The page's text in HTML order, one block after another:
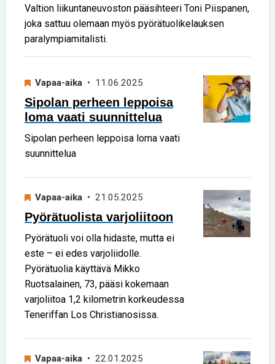
Valtion liikuntaneuvoston pääsihteeri Toni Piispanen,
joka sattuu olemaan myös pyörätuolikelauksen
paralympiamitalisti.
Vapaa-aika • 11.06.2025
Sipolan perheen leppoisa
loma vaati suunnittelua
Sipolan perheen leppoisa loma vaati
suunnittelua
Vapaa-aika • 21.05.2025
Pyörätuolista varjoliitoon
Pyörätuoli voi olla hidaste, mutta ei
este – ei edes varjoliidolle.
Pyörätuolia käyttävä Mikko
Ruotsalainen, 73, pääsi kokemaan
varjoliitoa 1,2 kilometrin korkeudessa
Teneriffan Los Christianosissa.
Vapaa-aika • 22.01.2025